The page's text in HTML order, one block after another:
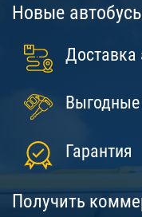
Новые
Доставка
Выгодные
Гарантия
Получить